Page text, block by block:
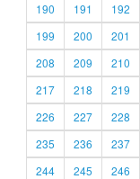
190
191 192
199
200 201
208
209 210
217
218 219
226
227 228
235
236 237
244
245 246